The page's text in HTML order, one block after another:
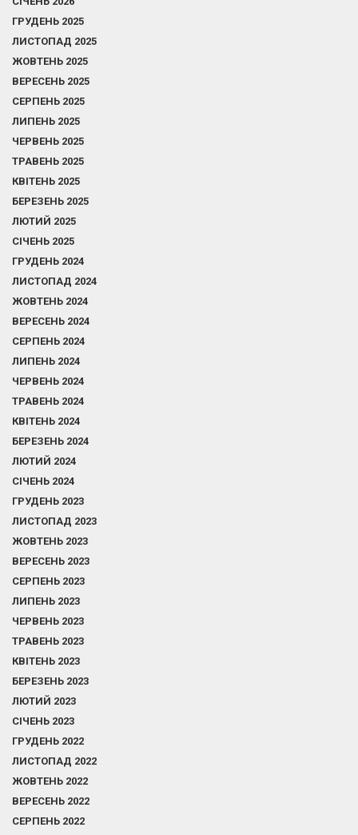
ГРУДЕНЬ 2025
ЛИСТОПАД 2025
ЖОВТЕНЬ 2025
ВЕРЕСЕНЬ 2025
СЕРПЕНЬ 2025
ЛИПЕНЬ 2025
ЧЕРВЕНЬ 2025
ТРАВЕНЬ 2025
КВІТЕНЬ 2025
БЕРЕЗЕНЬ 2025
ЛЮТИЙ 2025
СІЧЕНЬ 2025
ГРУДЕНЬ 2024
ЛИСТОПАД 2024
ЖОВТЕНЬ 2024
ВЕРЕСЕНЬ 2024
СЕРПЕНЬ 2024
ЛИПЕНЬ 2024
ЧЕРВЕНЬ 2024
ТРАВЕНЬ 2024
КВІТЕНЬ 2024
БЕРЕЗЕНЬ 2024
ЛЮТИЙ 2024
СІЧЕНЬ 2024
ГРУДЕНЬ 2023
ЛИСТОПАД 2023
ЖОВТЕНЬ 2023
ВЕРЕСЕНЬ 2023
СЕРПЕНЬ 2023
ЛИПЕНЬ 2023
ЧЕРВЕНЬ 2023
ТРАВЕНЬ 2023
КВІТЕНЬ 2023
БЕРЕЗЕНЬ 2023
ЛЮТИЙ 2023
СІЧЕНЬ 2023
ГРУДЕНЬ 2022
ЛИСТОПАД 2022
ЖОВТЕНЬ 2022
ВЕРЕСЕНЬ 2022
СЕРПЕНЬ 2022